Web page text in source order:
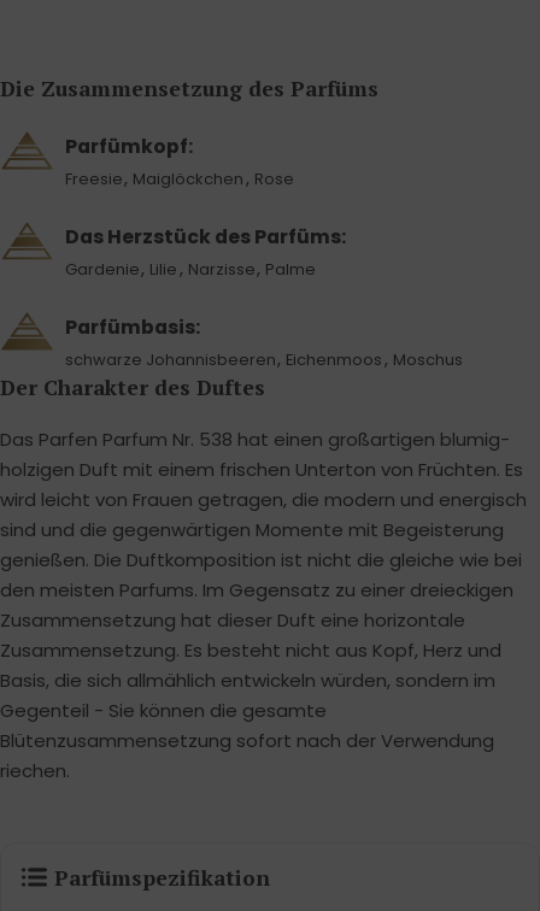
Die Zusammensetzung des Parfüms
Parfümkopf:
Freesie, Maiglöckchen, Rose
Das Herzstück des Parfüms:
Gardenie, Lilie, Narzisse, Palme
Parfümbasis:
schwarze Johannisbeeren, Eichenmoos , Moschus
Der Charakter des Duftes
Das Parfen Parfum Nr. 538 hat einen großartigen blumig-
holzigen Duft mit einem frischen Unterton von Früchten. Es
wird leicht von Frauen getragen, die modern und energisch
sind und die gegenwärtigen Momente mit Begeisterung
genießen. Die Duftkomposition ist nicht die gleiche wie bei
den meisten Parfums. Im Gegensatz zu einer dreieckigen
Zusammensetzung hat dieser Duft eine horizontale
Zusammensetzung. Es besteht nicht aus Kopf, Herz und
Basis, die sich allmählich entwickeln würden, sondern im
Gegenteil - Sie können die gesamte
Blütenzusammensetzung sofort nach der Verwendung
riechen.
Parfümspezifikation